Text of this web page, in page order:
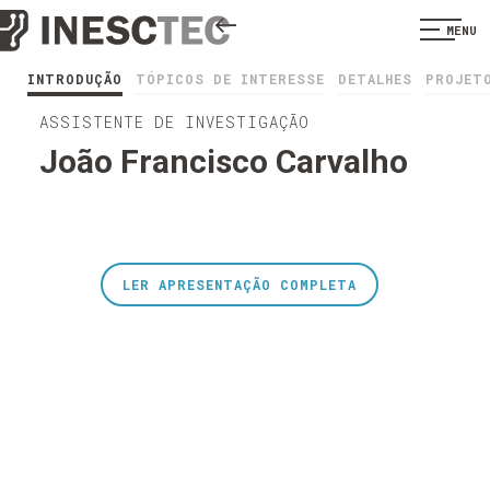
MENU
INTRODUÇÃO TÓPICOS DE INTERESSE DETALHES
ASSISTENTE DE INVESTIGAÇÃO
João Francisco Carvalho
LER APRESENTAÇÃO COMPLETA